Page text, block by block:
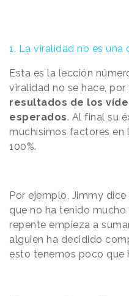
1. La viralidad no es una
Esta es la lección
viralidad no se hace, por
resultados de los
esperados. Al final su
muchísimos factores en
100%.
Por ejemplo, Jimmy
que no ha tenido
repente empieza a
alguien ha decidido
esto tenemos poco que